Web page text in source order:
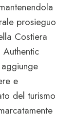
prosieguo
Costiera
e
del turismo